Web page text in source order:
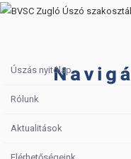
Úszás nyitólap
Rólunk
Aktualitások